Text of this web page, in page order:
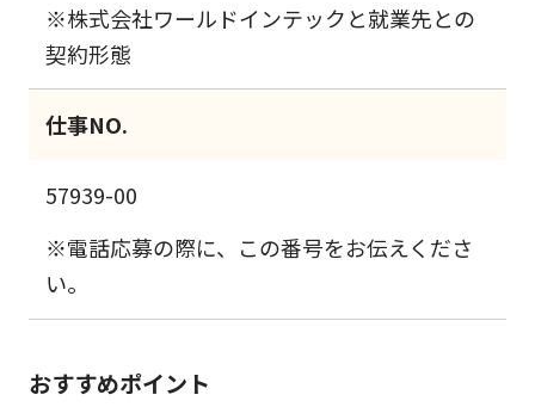
※株式会社ワールドインテックと就業先との
契約形態
仕事NO.
57939-00
※電話応募の際に、この番号をお伝えくださ
い。
おすすめポイント